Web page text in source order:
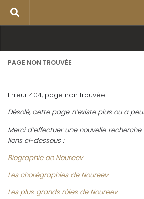
PAGE NON TROUVÉE
Erreur 404, page non trouvée
Désolé, cette page n’existe plus ou a
Merci d’effectuer une nouvelle
liens ci-dessous :
Biographie de Noureev
Les chorégraphies de Noureev
Les plus grands rôles de Noureev